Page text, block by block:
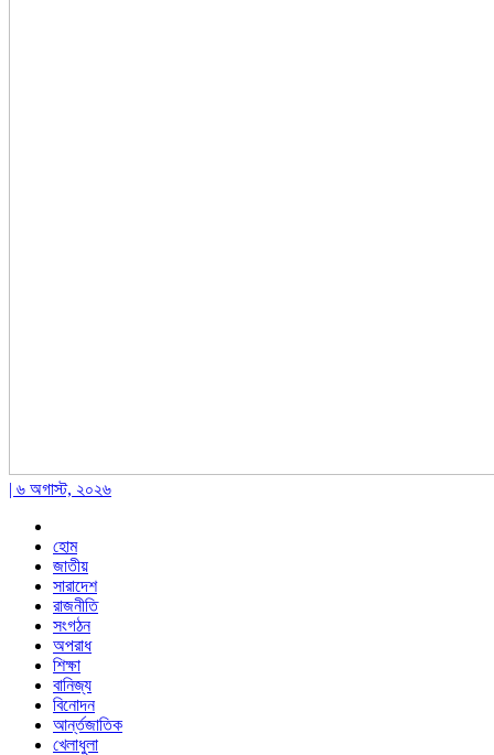
| ৬ অগাস্ট, ২০২৬
হোম
জাতীয়
সারাদেশ
রাজনীতি
সংগঠন
অপরাধ
শিক্ষা
বানিজ্য
বিনোদন
আর্ন্তজাতিক
খেলাধুলা